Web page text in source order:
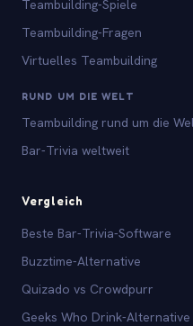
Teambuilding-Spiele
Teambuilding-Fragen
Virtuelles Teambuilding
RUND UM DIE WELT
Teambuilding rund um die
Bar-Trivia weltweit
Vergleich
Beste Bar-Trivia-Software
Buzztime-Alternative
Quizado vs Crowdpurr
Geeks Who Drink-Alternative